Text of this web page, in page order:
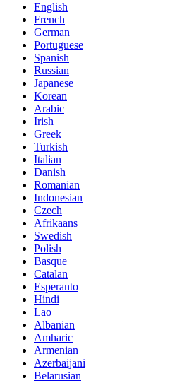
English
French
German
Portuguese
Spanish
Russian
Japanese
Korean
Arabic
Irish
Greek
Turkish
Italian
Danish
Romanian
Indonesian
Czech
Afrikaans
Swedish
Polish
Basque
Catalan
Esperanto
Hindi
Lao
Albanian
Amharic
Armenian
Azerbaijani
Belarusian